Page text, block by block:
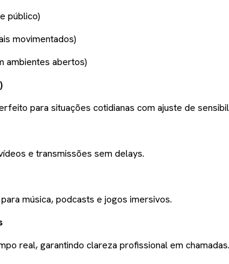
público)
movimentados)
ambientes abertos)
para situações cotidianas com ajuste de
e transmissões sem delays.
música, podcasts e jogos imersivos.
real, garantindo clareza profissional em chamadas.